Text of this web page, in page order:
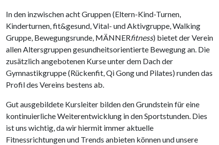
In den inzwischen acht Gruppen (Eltern-Kind-Turnen,
Kinderturnen, fit&gesund, Vital- und Aktivgruppe, Walking
Gruppe, Bewegungsrunde, MÄNNERfitness) bietet der Verein
allen Altersgruppen gesundheitsorientierte Bewegung an. Die
zusätzlich angebotenen Kurse unter dem Dach der
Gymnastikgruppe (Rückenfit, Qi Gong und Pilates) runden das
Profil des Vereins bestens ab.
Gut ausgebildete Kursleiter bilden den Grundstein für eine
kontinuierliche Weiterentwicklung in den Sportstunden. Dies
ist uns wichtig, da wir hiermit immer aktuelle
Fitnessrichtungen und Trends anbieten können und unsere